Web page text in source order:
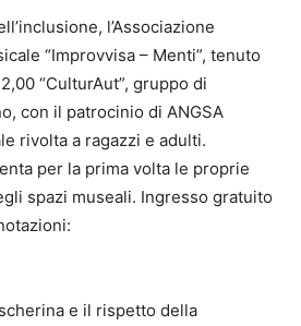
l’Associazione
“Improvvisa – Menti”, tenuto
“CulturAut”, gruppo di
con il patrocinio di ANGSA
rivolta a ragazzi e adulti.
per la prima volta le proprie
spazi museali. Ingresso gratuito
e il rispetto della